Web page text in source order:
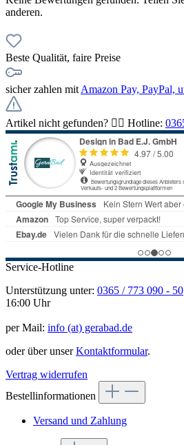
anderen.
Beste Qualität, faire Preise
sicher zahlen mit Amazon Pay, PayPal,
Artikel nicht gefunden? 👉🏻 Hotline:
Service-Hotline
Unterstützung unter: 0365 / 773 090 - 50
16:00 Uhr
per Mail: info (at) gerabad.de
oder über unserKontaktformular.
Vertrag widerrufen
Bestellinformationen
Versand und Zahlung